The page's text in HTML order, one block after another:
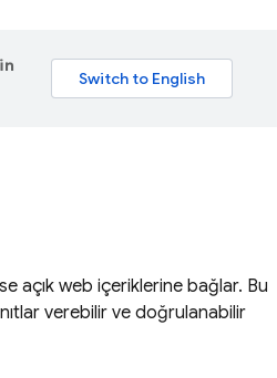
açık web içeriklerine bağlar. Bu
verebilir ve doğrulanabilir